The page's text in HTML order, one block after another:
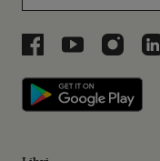
Libri aLibri aLibri